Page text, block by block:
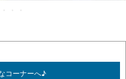
コーナーへ♪